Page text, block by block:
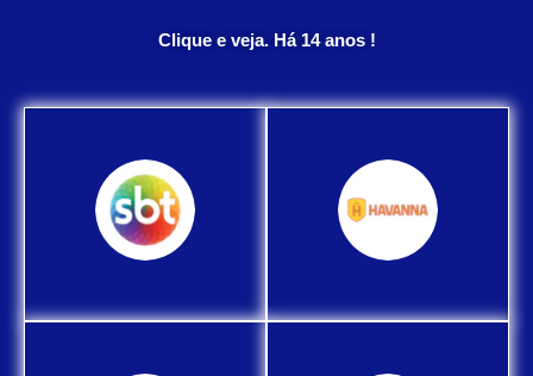
Clique e veja. Há 14 anos !